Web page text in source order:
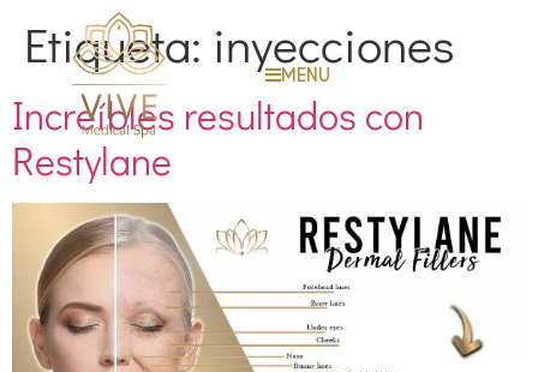
MENU
Etiqueta: inyecciones
Increíbles resultados con
Restylane